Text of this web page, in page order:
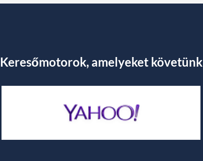
Keresőmotorok, amelyeket követünk